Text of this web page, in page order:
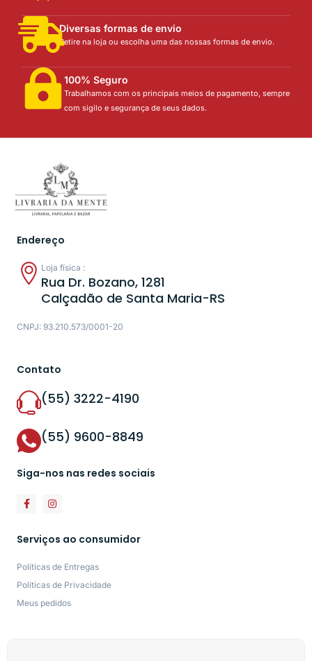
Diversas formas de envio
Retire na loja ou escolha uma das nossas formas de envio.
100% Seguro
Trabalhamos com os principais meios de pagamento, sempre
com sigilo e segurança de seus dados.
Endereço
Loja física :
Rua Dr. Bozano, 1281
Calçadão de Santa Maria-RS
CNPJ: 93.210.573/0001-20
Contato
(55) 3222-4190
(55) 9600-8849
Siga-nos nas redes sociais
Serviços ao consumidor
Políticas de Entregas
Políticas de Privacidade
Meus pedidos